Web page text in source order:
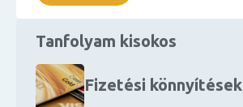
Tanfolyam kisokos
Fizetési könnyítések